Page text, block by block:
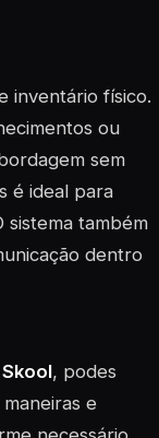
inventário físico.
ou
sem
é ideal para
sistema também
dentro
Skool, podes
e